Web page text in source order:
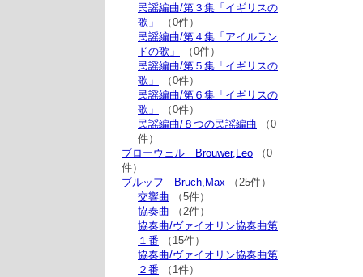
民謡編曲/第３集「イギリスの
歌」
（0件）
民謡編曲/第４集「アイルラン
ドの歌」
（0件）
民謡編曲/第５集「イギリスの
歌」
（0件）
民謡編曲/第６集「イギリスの
歌」
（0件）
民謡編曲/８つの民謡編曲 （0
件）
ブローウェル Brouwer,Leo （0
件）
ブルッフ Bruch,Max （25件）
交響曲 （5件）
協奏曲 （2件）
協奏曲/ヴァイオリン協奏曲第
１番 （15件）
協奏曲/ヴァイオリン協奏曲第
２番 （1件）